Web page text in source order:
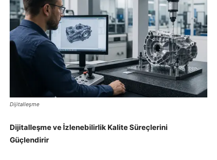
Dijitalleşme
Dijitalleşme ve İzlenebilirlik Kalite Süreçlerini
Güçlendirir